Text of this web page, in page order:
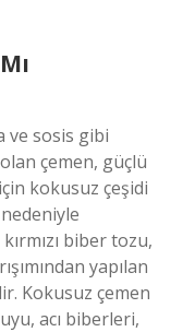
ve sosis gibi
çemen, güçlü
kokusuz çeşidi
biber tozu,
yapılan
Kokusuz çemen
acı biberleri,